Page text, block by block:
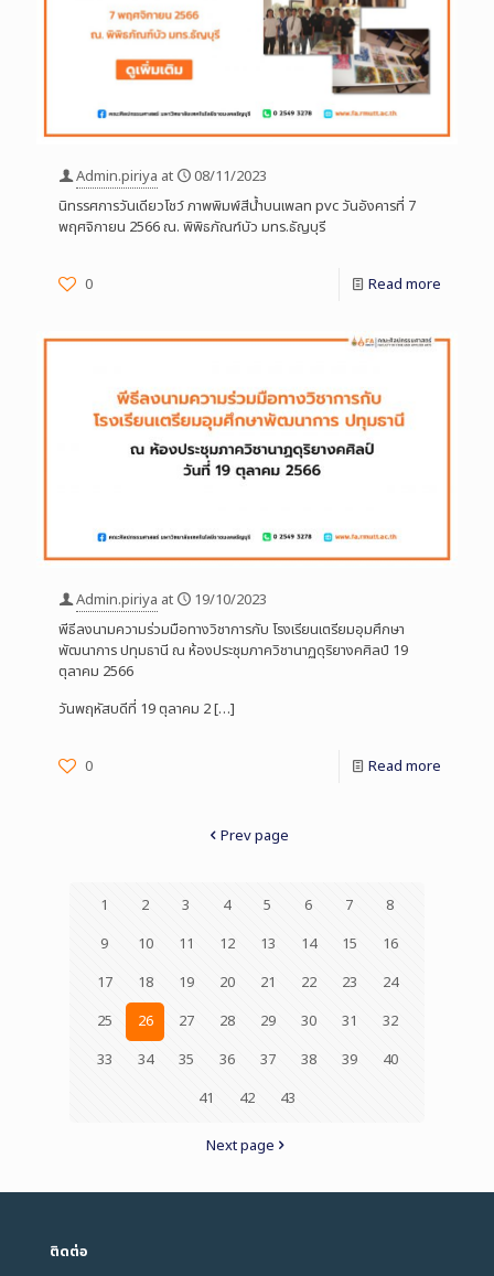
Admin.piriya at
08/11/2023
นิทรรศการวันเดียวโชว์ ภาพพิมพ์สีน้ำบนเพลท pvc วันอังคารที่ 7
พฤศจิกายน 2566 ณ. พิพิธภัณฑ์บัว มทร.ธัญบุรี
0 Read more
Admin.piriya at
19/10/2023
พีธีลงนามความร่วมมือทางวิชาการกับ โรงเรียนเตรียมอุมศึกษา
พัฒนาการ ปทุมธานี ณ ห้องประชุมภาควิชานาฏดุริยางคศิลป์ 19
ตุลาคม 2566
วันพฤหัสบดีที่ 19 ตุลาคม 2[…]
0 Read more
Prev page
1 2 3 4 5 6 7
8
9
10 11 12 13 14 15
16
17
18 19 20 21 22 23
24
25
26 27 28 29 30 31
32
33
34 35 36 37 38 39
40
41
42 43
Next page
ติดต่อ